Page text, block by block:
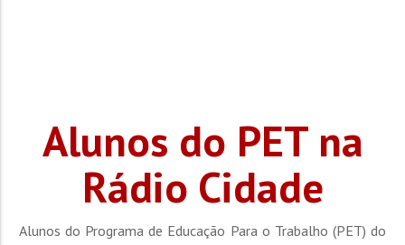
Alunos do PET na
Rádio Cidade
Alunos do Programa de Educação Para o Trabalho (PET) do